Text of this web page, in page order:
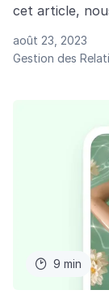
cet article,
donnerons
août 23, 2023
Gestion des
 9 min